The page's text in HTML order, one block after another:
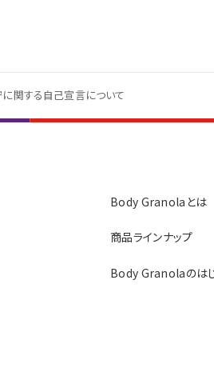
に関する自己宣言について
Body Granolaとは
商品ラインナップ
Body Granolaのは